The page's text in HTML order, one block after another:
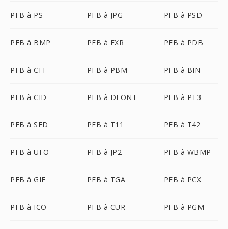
PFB à PS PFB à JPG PFB à PSD
PFB à BMP PFB à EXR PFB à PDB
PFB à CFF PFB à PBM PFB à BIN
PFB à CID PFB à DFONT PFB à PT3
PFB à SFD PFB à T11 PFB à T42
PFB à UFO PFB à JP2 PFB à WBMP
PFB à GIF PFB à TGA PFB à PCX
PFB à ICO PFB à CUR PFB à PGM